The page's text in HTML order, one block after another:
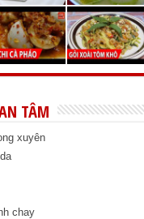
TÂM
xuyên
chay